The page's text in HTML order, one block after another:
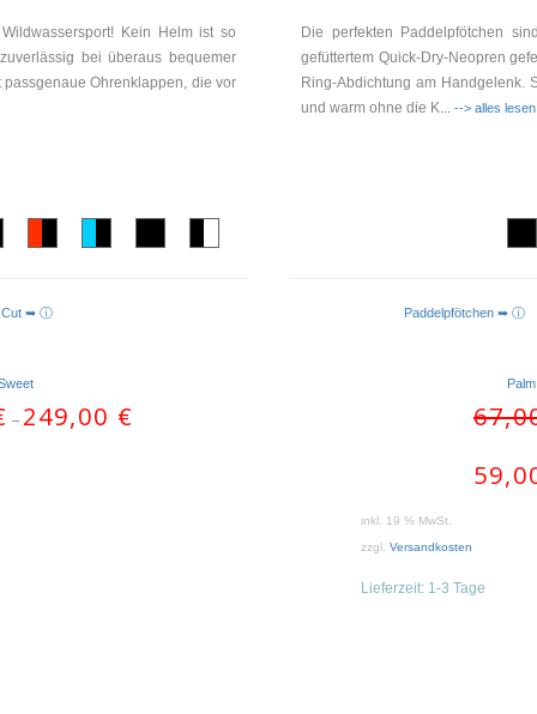
Kein Helm ist so
bei überaus bequemer
passgenaue Ohrenklappen, die vor
Cut ➥ ⓘ
– 249,00 €
Die perfekten Paddelpfötchen
gefüttertem Quick-Dry-Neopren
Ring-Abdichtung am Handgelenk.
und warm ohne die K ... --> alles lesen
Paddelpfötchen ➥
Palm
inkl. 19 % MwSt.
zzgl. Versandkosten
Lieferzeit: 1-3 Tage